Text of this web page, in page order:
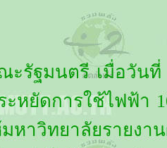
ะรัฐมนตรี เมื่อวัน
หยัดการใช้ไฟฟ้า
าวิทยาลัยรายงา